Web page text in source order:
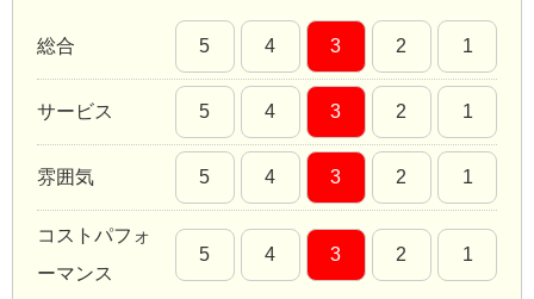
総合 5 4 3 2 1
サービス 5 4 3 2 1
雰囲気 5 4 3 2 1
コストパフォ
ーマンス
5 4 3 2 1